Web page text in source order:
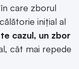
care zborul
iniţial al
cazul, un zbor
cât mai repede